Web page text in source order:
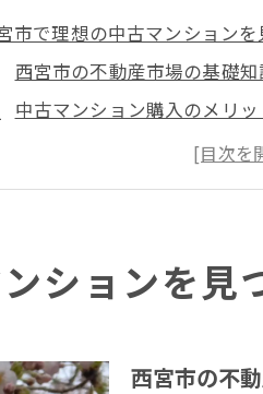
市で理想の中古マンション
西宮市の不動産市場の基礎
中古マンション購入のメリ
不動産用語の基礎を学ぶ
購入前に知っておきたい法的
不動産エージェントの役割と
産のプロが教える西宮市の
人気エリアとその特徴
ションを見
西宮市の不